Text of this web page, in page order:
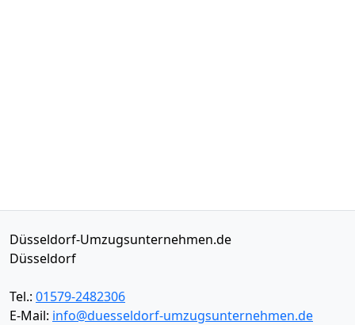
Düsseldorf-Umzugsunternehmen.de
Düsseldorf
Tel.: 01579-2482306
E-Mail: info@duesseldorf-umzugsunternehmen.de